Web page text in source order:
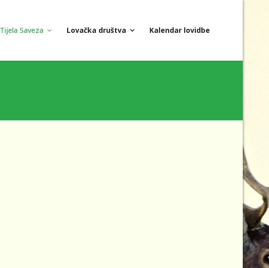
Tijela Saveza Lovačka društva Kalendar lovidbe